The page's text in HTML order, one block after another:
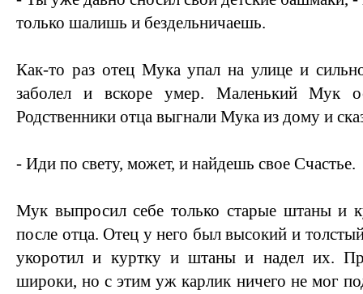
только шалишь и бездельничаешь.
Как-то раз отец Мука упал на улице и
заболел и вскоре умер. Маленький Мук
Родственники отца выгнали Мука из дому и
- Иди по свету, может, и найдешь свое Счастье.
Мук выпросил себе только старые штаны и
после отца. Отец у него был высокий и
укоротил и куртку и штаны и надел их.
широки, но с этим уж карлик ничего не мог